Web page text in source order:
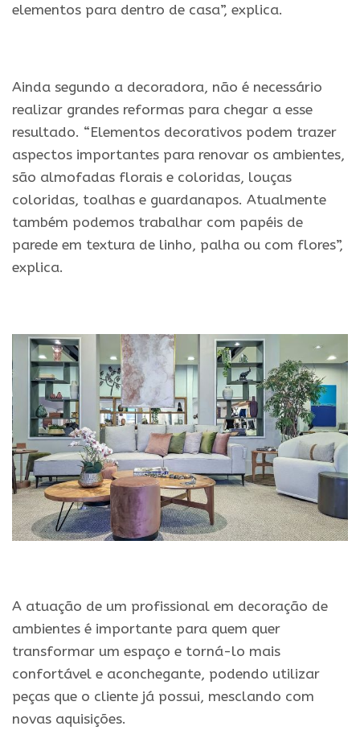
elementos para dentro de casa”, explica.
Ainda segundo a decoradora, não é necessário
realizar grandes reformas para chegar a esse
resultado. “Elementos decorativos podem trazer
aspectos importantes para renovar os ambientes,
são almofadas florais e coloridas, louças
coloridas, toalhas e guardanapos. Atualmente
também podemos trabalhar com papéis de
parede em textura de linho, palha ou com flores”,
explica.
A atuação de um profissional em decoração de
ambientes é importante para quem quer
transformar um espaço e torná-lo mais
confortável e aconchegante, podendo utilizar
peças que o cliente já possui, mesclando com
novas aquisições.